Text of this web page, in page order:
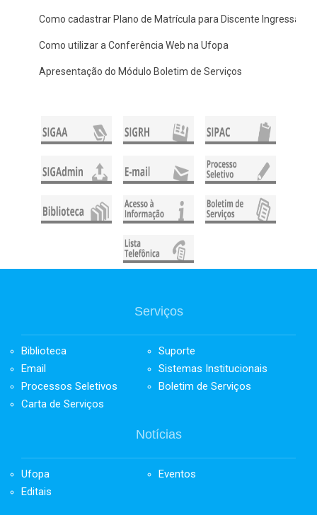
Como cadastrar Plano de Matrícula para Discente Ingressante
Como utilizar a Conferência Web na Ufopa
Apresentação do Módulo Boletim de Serviços
Serviços
Biblioteca
Suporte
Email
Sistemas Institucionais
Processos Seletivos
Boletim de Serviços
Carta de Serviços
Notícias
Ufopa
Eventos
Editais